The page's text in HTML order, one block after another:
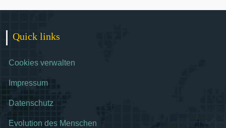
Quick links
Cookies verwalten
Impressum
Datenschutz
Evolution des Menschen